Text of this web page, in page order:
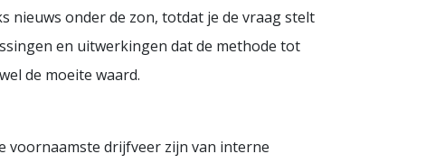
nieuws onder de zon, totdat je de vraag stelt
en uitwerkingen dat de methode tot
de moeite waard.
voornaamste drijfveer zijn van interne